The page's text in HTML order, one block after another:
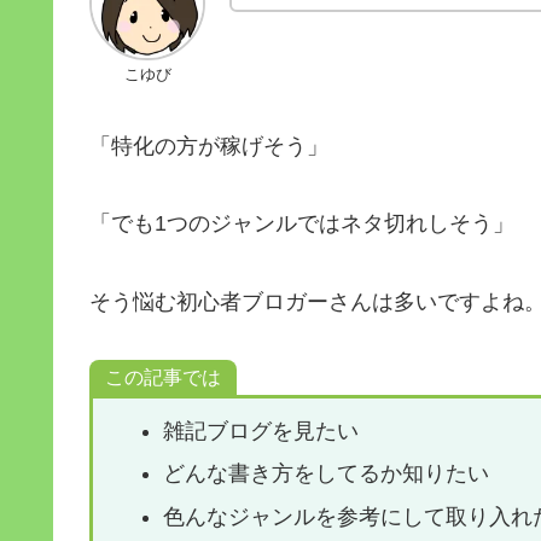
こゆび
「特化の方が稼げそう」
「でも1つのジャンルではネタ切れしそう」
そう悩む初心者ブロガーさんは多いですよね
この記事では
雑記ブログを見たい
どんな書き方をしてるか知りたい
色んなジャンルを参考にして取り入れ